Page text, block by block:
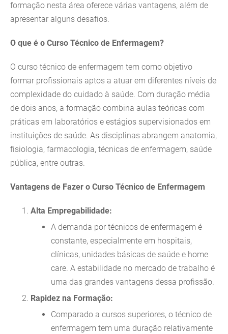
formação nesta área oferece várias vantagens, além de
apresentar alguns desafios.
O que é o Curso Técnico de Enfermagem?
O curso técnico de enfermagem tem como objetivo
formar profissionais aptos a atuar em diferentes níveis de
complexidade do cuidado à saúde. Com duração média
de dois anos, a formação combina aulas teóricas com
práticas em laboratórios e estágios supervisionados em
instituições de saúde. As disciplinas abrangem anatomia,
fisiologia, farmacologia, técnicas de enfermagem, saúde
pública, entre outras.
Vantagens de Fazer o Curso Técnico de Enfermagem
Alta Empregabilidade:
A demanda por técnicos de enfermagem é
constante, especialmente em hospitais,
clínicas, unidades básicas de saúde e home
care. A estabilidade no mercado de trabalho é
uma das grandes vantagens dessa profissão.
Rapidez na Formação:
Comparado a cursos superiores, o técnico de
enfermagem tem uma duração relativamente